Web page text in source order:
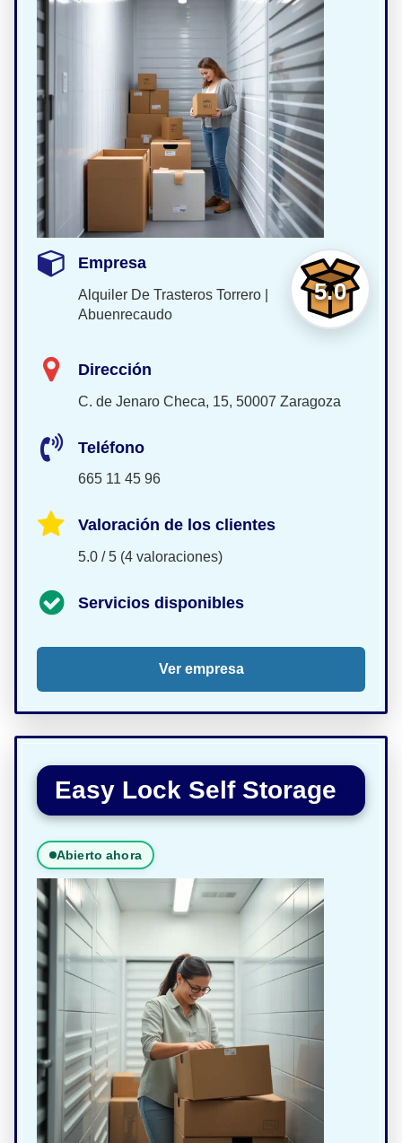
5.0
Empresa
Alquiler De Trasteros Torrero |
Abuenrecaudo
Dirección
C. de Jenaro Checa, 15, 50007 Zaragoza
Teléfono
665 11 45 96
Valoración de los clientes
5.0 / 5 (4 valoraciones)
Servicios disponibles
Ver empresa
Easy Lock Self Storage
Abierto ahora